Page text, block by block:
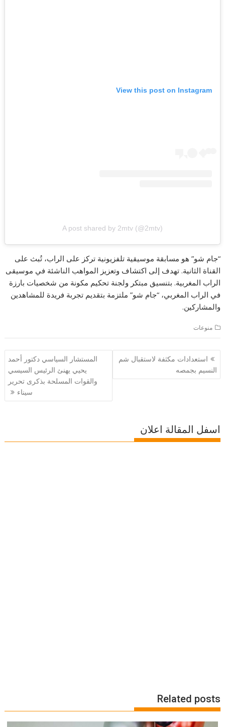
View this post on Instagram
A post shared by 2mtv (@2mtv)
“جام شو” هو مسابقة موسيقية تلفزيونية تركز على الراب، تُبث على
القناة الثانية. تهدف إلى اكتشاف وتعزيز المواهب الناشئة في موسيقى
الراب المغربية. بتنسيق مبتكر ولجنة تحكيم مكونة من شخصيات بارزة
في الراب المغربي، “جام شو” ملتزمة بتقديم تجربة فريدة للمشاهدين
والمشاركين.
منوعات
تصفّح
المقالات
استعدادات مكثفة لاستقبال شم
النسيم بجمصه
المستشار السياسي دكتور أحمد
يحيي يهنئ الرئيس السيسي
والقوات المسلحة بذكرى تحرير
سيناء
اسفل المقالة اعلان
Related posts